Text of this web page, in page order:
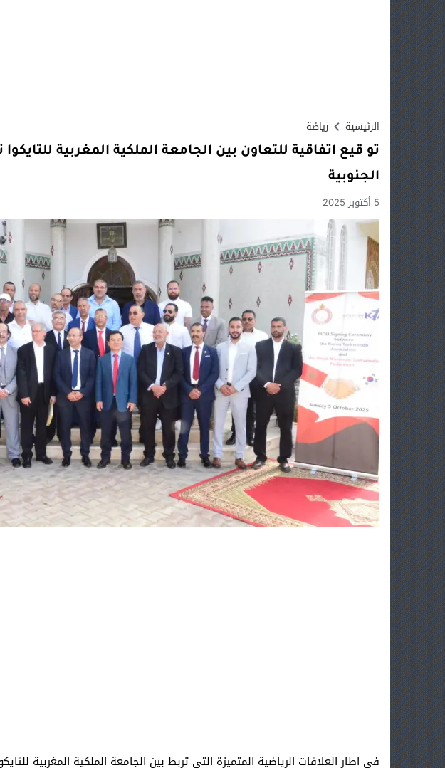
الرئيسية رياضة
تو قيع اتفاقية للتعاون بين الجامعة الملكية المغربية للتايكوا
الجنوبية
5 أكتوبر 2025
في اطار العلاقات الرياضية المتميزة التي تربط بين الجامعة الملكية المغربية